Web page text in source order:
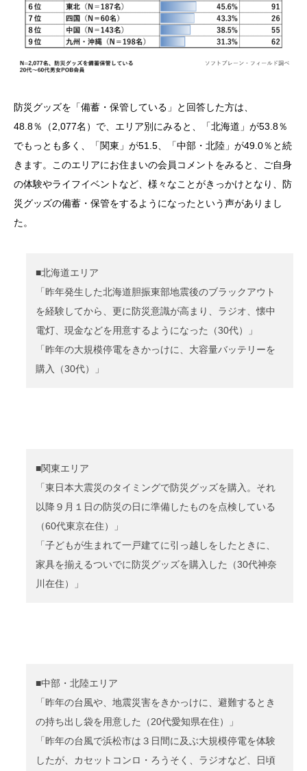
防災グッズを「備蓄・保管している」と回答した方は、
48.8％（2,077名）で、エリア別にみると、「北海道」が53.8％
でもっとも多く、「関東」が51.5、「中部・北陸」が49.0％と続
きます。このエリアにお住まいの会員コメントをみると、ご自身
の体験やライフイベントなど、様々なことがきっかけとなり、防
災グッズの備蓄・保管をするようになったという声がありまし
た。
■北海道エリア
「昨年発生した北海道胆振東部地震後のブラックアウト
を経験してから、更に防災意識が高まり、ラジオ、懐中
電灯、現金などを用意するようになった（30代）」
「昨年の大規模停電をきかっけに、大容量バッテリーを
購入（30代）」
■関東エリア
「東日本大震災のタイミングで防災グッズを購入。それ
以降９月１日の防災の日に準備したものを点検している
（60代東京在住）」
「子どもが生まれて一戸建てに引っ越しをしたときに、
家具を揃えるついでに防災グッズを購入した（30代神奈
川在住）」
■中部・北陸エリア
「昨年の台風や、地震災害をきかっけに、避難するとき
の持ち出し袋を用意した（20代愛知県在住）」
「昨年の台風で浜松市は３日間に及ぶ大規模停電を体験
したが、カセットコンロ・ろうそく、ラジオなど、日頃